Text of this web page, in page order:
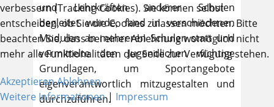
und Lehrkräften anderer Schulen
begleitet wurde, fand in verschiedenen
Modulen an mehreren Schulen statt und
vermittelte den Jugendlichen wichtige
Grundlagen, um Sportangebote
eigenverantwortlich mitzugestalten und
durchzuführen.
verbessern (Tracking Cookies). Sie können selbst
entscheiden, ob Sie die Cookies zulassen möchten. Bitte
beachten Sie, dass bei einer Ablehnung womöglich nicht
mehr alle Funktionalitäten der Seite zur Verfügung stehen.
AkzeptierenAblehnen
Weitere Informationen| Impressum